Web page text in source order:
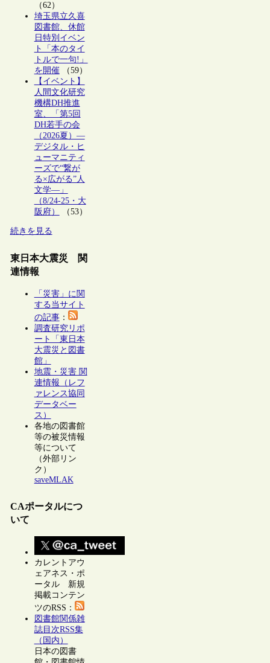
（62）
埼玉県立久喜
図書館、休館
日特別イベン
ト「本のタイ
トルで一句!」
を開催（59）
【イベント】
人間文化研究
機構DH推進
室、「第5回
DH若手の会
（2026夏）―
デジタル・ヒ
ューマニティ
ーズで“繋が
る×広がる”人
文学―」
（8/24-25・大
阪府）
（53）
続きを見る
東日本大震災 関
連情報
「災害」に関
する当サイト
の記事：
調査研究リポ
ート「東日本
大震災と図書
館」
地震・災害 関
連情報（レフ
ァレンス協同
データベー
ス）
各地の図書館
等の被災情報
等について
（外部リン
ク）
saveMLAK
CAポータルにつ
いて
カレントアウ
ェアネス・ポ
ータル 新規
掲載コンテン
ツのRSS：
図書館関係雑
誌目次RSS集
（国内）
日本の図書